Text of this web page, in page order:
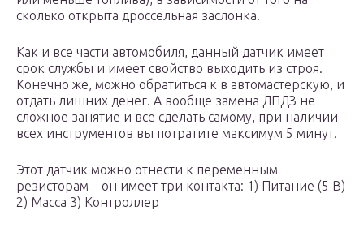
сколько открыта дроссельная заслонка.
Как и все части автомобиля, данный датчик имеет
срок службы и имеет свойство выходить из строя.
Конечно же, можно обратиться к в автомастерскую, и
отдать лишних денег. А вообще замена ДПДЗ не
сложное занятие и все сделать самому, при наличии
всех инструментов вы потратите максимум 5 минут.
Этот датчик можно отнести к переменным
резисторам – он имеет три контакта: 1) Питание (5 В)
2) Масса 3) Контроллер